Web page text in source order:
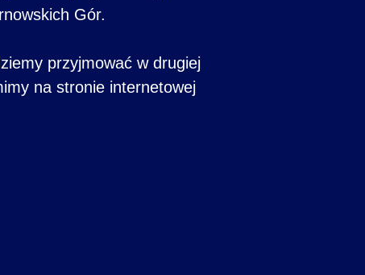
Gór.
przyjmować w drugiej
na stronie internetowej